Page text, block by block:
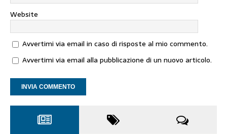
Website
Avvertimi via email in caso di risposte al mio commento.
Avvertimi via email alla pubblicazione di un nuovo articolo.